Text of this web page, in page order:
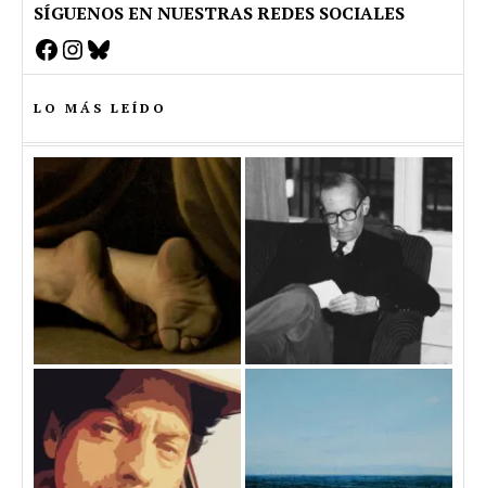
SÍGUENOS EN NUESTRAS REDES SOCIALES
Facebook
Instagram
Bluesky
LO MÁS LEÍDO